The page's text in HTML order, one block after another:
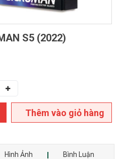
S5 (2022)
Thêm vào giỏ hàng
Hình Ảnh Bình Luận